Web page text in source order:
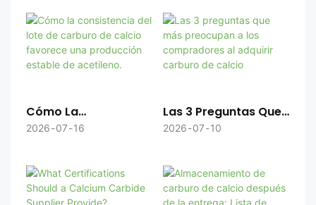
Provienen?
Dentro De La Cadena
De Procesos NCN
Cómo La
Consistencia Del Lote
Favorece Una
Producción Estable
De Acetileno.
2026 07 16
Las 3 Preguntas Que
Más Preocupan A Los
Adquirir Carburo De
Calcio
2026 07 10